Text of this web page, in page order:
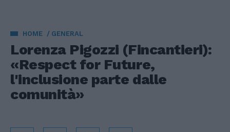
HOME GENERAL
Lorenza Pigozzi (Fincantieri):
«Respect for Future,
l'inclusione parte dalle
comunità»